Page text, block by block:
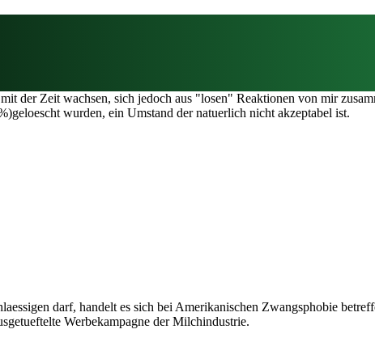
der Zeit wachsen, sich jedoch aus "losen" Reaktionen von mir
wurden, ein Umstand der natuerlich nicht akzeptabel ist.
darf, handelt es sich bei Amerikanischen Zwangsphobie
Werbekampagne der Milchindustrie.